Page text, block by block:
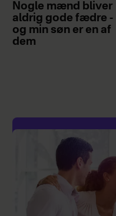
Nogle mænd bliver
aldrig gode fædre -
og min søn er en af
dem